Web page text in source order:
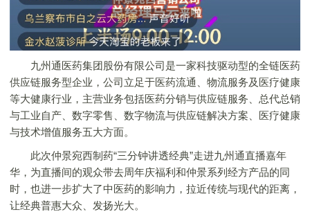
九州通医药集团股份有限公司是一家科技驱动型的全链医药
供应链服务型企业，公司立足于医药流通、物流服务及医疗健康
等大健康行业，主营业务包括医药分销与供应链服务、总代总销
与工业自产、数字零售、数字物流与供应链解决方案、医疗健康
与技术增值服务五大方面。
此次仲景宛西制药“三分钟讲透经典”走进九州通直播嘉年
华，为直播间的观众带去周年庆福利和仲景系列经方产品的同
时，也进一步扩大了中医药的影响力，拉近传统与现代的距离，
让经典普惠大众、发扬光大。